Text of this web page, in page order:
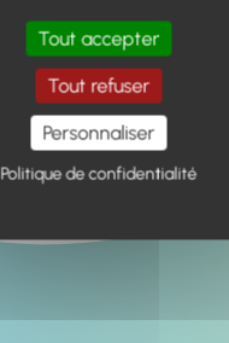
Retour à l'accueil
Tout accepter
Tout refuser
Personnaliser
Politique de confidentialité